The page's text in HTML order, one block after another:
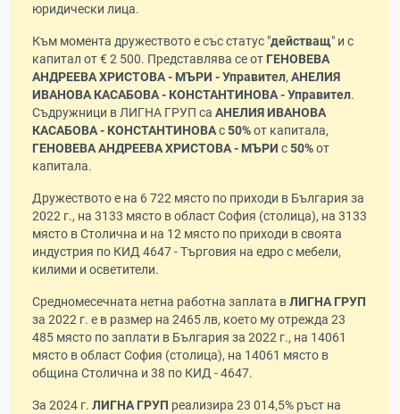
юридически лица.
Към момента дружеството е със статус "действащ" и с
капитал от € 2 500. Представлява се от ГЕНОВЕВА
АНДРЕЕВА ХРИСТОВА - МЪРИ - Управител, АНЕЛИЯ
ИВАНОВА КАСАБОВА - КОНСТАНТИНОВА - Управител.
Съдружници в ЛИГНА ГРУП са АНЕЛИЯ ИВАНОВА
КАСАБОВА - КОНСТАНТИНОВАс50%от капитала,
ГЕНОВЕВА АНДРЕЕВА ХРИСТОВА - МЪРИ с50%от
капитала.
Дружеството е на 6 722 място по приходи в България за
2022 г., на 3133 място в област София (столица), на 3133
място в Столична и на 12 място по приходи в своята
индустрия по КИД 4647 - Търговия на едро с мебели,
килими и осветители.
Средномесечната нетна работна заплата вЛИГНА ГРУП
за 2022 г. е в размер на 2465 лв, което му отрежда 23
485 място по заплати в България за 2022 г., на 14061
място в област София (столица), на 14061 място в
община Столична и 38 по КИД - 4647.
За 2024 г. ЛИГНА ГРУП реализира 23 014,5% ръст на